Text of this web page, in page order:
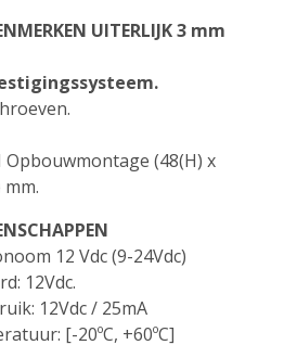
UITERLIJK 3 mm
Opbouwmontage (48(H) x
mm.
12 Vdc (9-24Vdc)
12Vdc.
12Vdc / 25mA
[-20ºC, +60ºC]